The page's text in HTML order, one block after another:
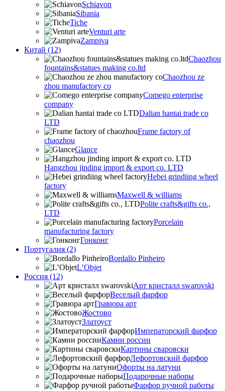
Schiavon
Sibania
Tiche
Venturi arte
Zampiva
Китай (12)
Chaozhou
fountains&statues making co.ltd
Chaozhou ze
zhou manufactory co
Comego enterprise
company
Dalian hantai trade co
LTD
Frame factory of
chaozhou
Glance
Hangzhou jinding import & export co. LTD
Hebei grindiing wheel
factory
Maxwell & williams
Polite crafts&gifts co.,
LTD
Porcelain
manufacturing factory
Гонконг
Португалия (2)
Bordallo Pinheiro
L’Objet
Россия (12)
Арт кристалл swarovski
Веселый фарфор
Гравюра арт
Жостово
Златоуст
Императорский фарфор
Камни россии
Картины сваровски
Лефортовский фарфор
Офорты на латуни
Подарочные наборы
Фарфор ручной работы